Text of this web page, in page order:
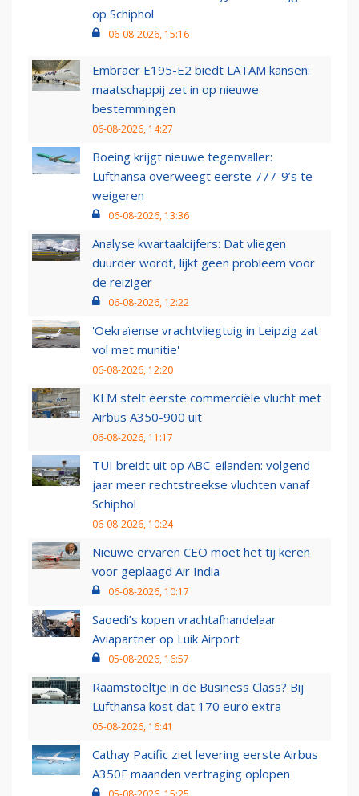
op Schiphol
06-08-2026, 15:16
Embraer E195-E2 biedt LATAM kansen:
maatschappij zet in op nieuwe
bestemmingen
06-08-2026, 14:27
Boeing krijgt nieuwe tegenvaller:
Lufthansa overweegt eerste 777-9’s te
weigeren
06-08-2026, 13:36
Analyse kwartaalcijfers: Dat vliegen
duurder wordt, lijkt geen probleem voor
de reiziger
06-08-2026, 12:22
'Oekraïense vrachtvliegtuig in Leipzig zat
vol met munitie'
06-08-2026, 12:20
KLM stelt eerste commerciële vlucht met
Airbus A350-900 uit
06-08-2026, 11:17
TUI breidt uit op ABC-eilanden: volgend
jaar meer rechtstreekse vluchten vanaf
Schiphol
06-08-2026, 10:24
Nieuwe ervaren CEO moet het tij keren
voor geplaagd Air India
06-08-2026, 10:17
Saoedi’s kopen vrachtafhandelaar
Aviapartner op Luik Airport
05-08-2026, 16:57
Raamstoeltje in de Business Class? Bij
Lufthansa kost dat 170 euro extra
05-08-2026, 16:41
Cathay Pacific ziet levering eerste Airbus
A350F maanden vertraging oplopen